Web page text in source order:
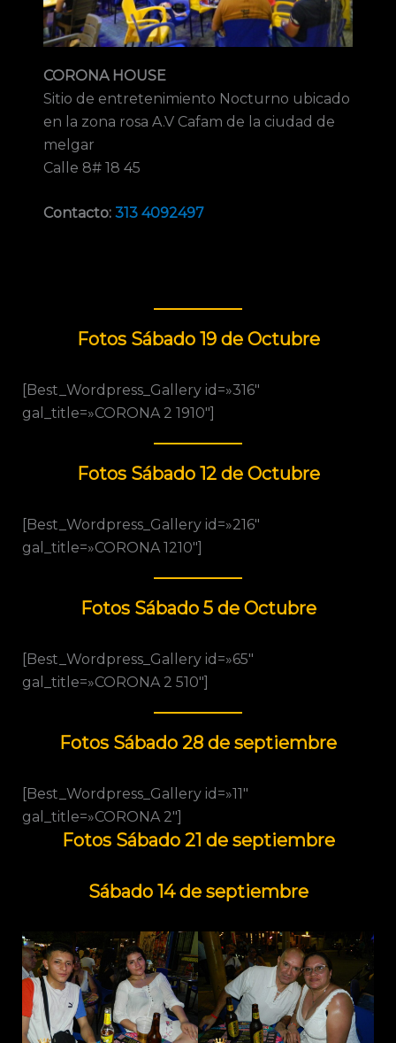
CORONA HOUSE
Sitio de entretenimiento Nocturno ubicado
en la zona rosa A.V Cafam de la ciudad de
melgar
Calle 8# 18 45
Contacto: 313 4092497
Fotos Sábado 19 de Octubre
[Best_Wordpress_Gallery id=»316″
gal_title=»CORONA 2 1910″]
Fotos Sábado 12 de Octubre
[Best_Wordpress_Gallery id=»216″
gal_title=»CORONA 1210″]
Fotos Sábado 5 de Octubre
[Best_Wordpress_Gallery id=»65″
gal_title=»CORONA 2 510″]
Fotos Sábado 28 de septiembre
[Best_Wordpress_Gallery id=»11″
gal_title=»CORONA 2″]
Fotos Sábado 21 de septiembre
Sábado 14 de septiembre